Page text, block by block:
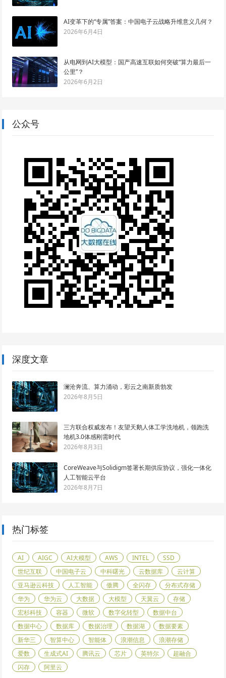
AI变革下的“专属”答案：中国电子云战略升维意义几何？
2026年6月4日
从电网到AI大模型：国产高速互联如何突破“算力最后一
公里”？
2026年6月2日
公众号
深度文章
澜沧奔流、算力涌动，彩云之南新质勃发
2026年8月5日
三方联合权威发布！友望天鹅人体工学洗地机，领跑洗
地机3.0体感刚需时代
2026年8月3日
CoreWeave与Solidigm签署长期供应协议，强化一体化
人工智能云平台
2026年8月7日
热门标签
AI AIGC AI大模型 AWS INTEL
SSD
世纪互联
中国电子云 中科曙光 云数据库
云计算
亚马逊云科技
人工智能 傲腾 全闪存
分布式存储
华为
华为云 大数据 大模型 天翼云
存储
宏杉科技
容器 微软 数字化转型
数据中台
数据中心
数据库 数据治理 数据湖
数据要素
新华三
智算中心 智能体 浪潮信息
浪潮存储
爱数
生成式AI 腾讯云 芯片 英特尔
超融合
闪存
阿里云